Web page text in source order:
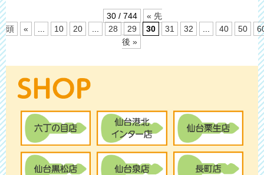
30 / 744
« 先
頭
« 10 20 28 29 30 31 32 40 50
後 »